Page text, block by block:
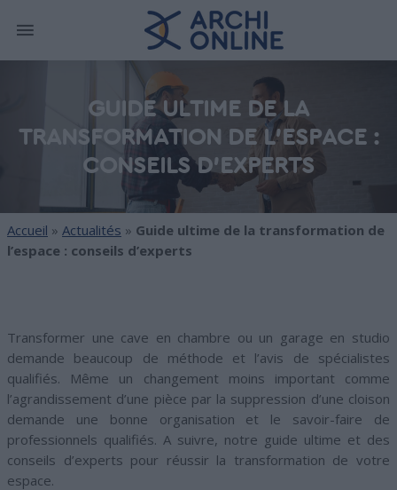
GUIDE ULTIME DE LA
TRANSFORMATION DE L'ESPACE :
CONSEILS D'EXPERTS
Accueil » Actualités » Guide ultime de la transformation de
l’espace : conseils d’experts
Transformer une cave en chambre ou un garage en studio
demande beaucoup de méthode et l’avis de spécialistes
qualifiés. Même un changement moins important comme
l’agrandissement d’une pièce par la suppression d’une cloison
demande une bonne organisation et le savoir-faire de
professionnels qualifiés. A suivre, notre guide ultime et des
conseils d’experts pour réussir la transformation de votre
espace.